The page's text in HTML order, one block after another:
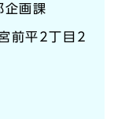
企画課
前平2丁目2